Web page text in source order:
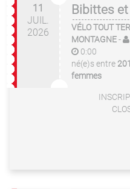
11
JUIL.
2026
Bibittes
VÉLO TOUT
MONTAGNE-
0:00
né(e)s entre
femmes